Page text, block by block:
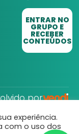
ENTRAR NO
GRUPO E
RECEBER
CONTEÚDOS
por
experiência.
com o uso dos